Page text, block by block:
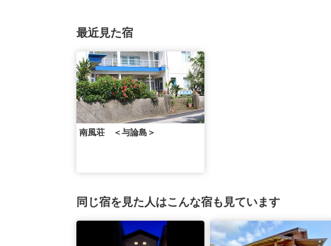
最近見た宿
南風荘 ＜与論島＞
同じ宿を見た人はこんな宿も見ています